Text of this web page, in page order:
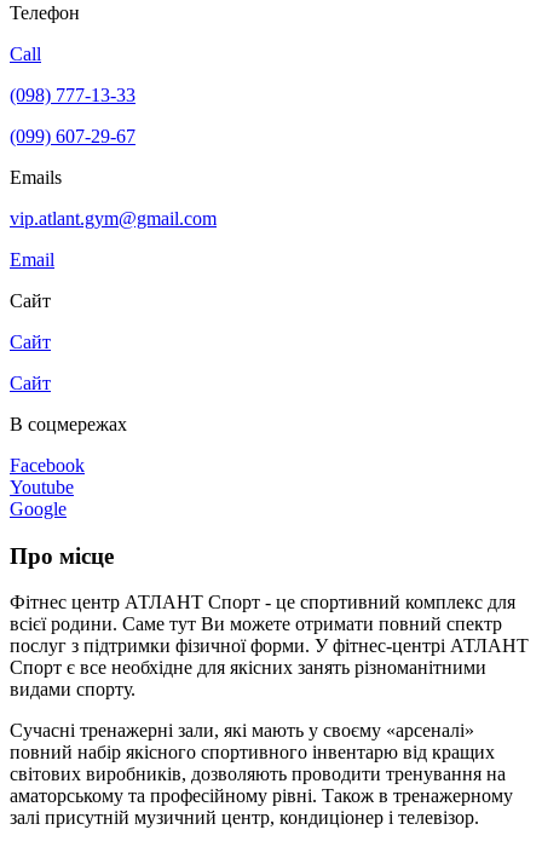
Телефон
Call
(098) 777-13-33
(099) 607-29-67
Emails
vip.atlant.gym@gmail.com
Email
Сайт
Сайт
Сайт
В соцмережах
Facebook
Youtube
Google
Про місце
Фітнес центр АТЛАНТ Спорт - це спортивний комплекс для
всієї родини. Саме тут Ви можете отримати повний спектр
послуг з підтримки фізичної форми. У фітнес-центрі АТЛАНТ
Спорт є все необхідне для якісних занять різноманітними
видами спорту.
Сучасні тренажерні зали, які мають у своєму «арсеналі»
повний набір якісного спортивного інвентарю від кращих
світових виробників, дозволяють проводити тренування на
аматорському та професійному рівні. Також в тренажерному
залі присутній музичний центр, кондиціонер і телевізор.